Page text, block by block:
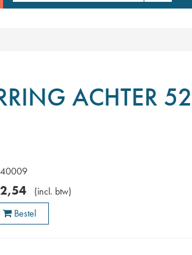
ACHTER
2,54 (incl. btw)
Bestel